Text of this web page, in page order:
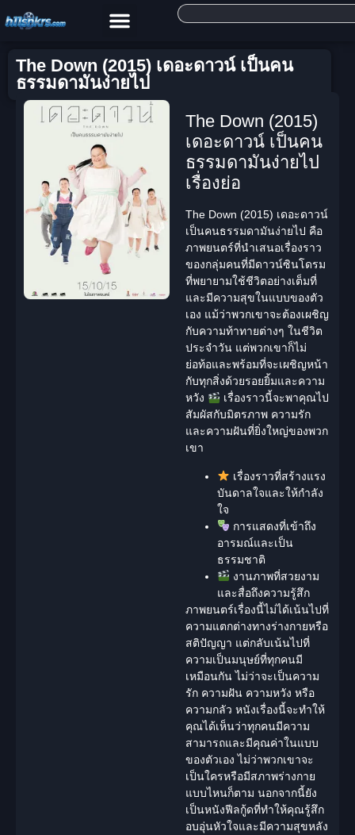
The Down (2015) เดอะดาวน์ เป็นคน
ธรรมดามันง่ายไป
The Down (2015)
เดอะดาวน์ เป็นคน
ธรรมดามันง่ายไป
เรื่องย่อ
The Down (2015) เดอะดาวน์
เป็นคนธรรมดามันง่ายไป คือ
ภาพยนตร์ที่นำเสนอเรื่องราว
ของกลุ่มคนที่มีดาวน์ซินโดรม
ที่พยายามใช้ชีวิตอย่างเต็มที่
และมีความสุขในแบบของตัว
เอง แม้ว่าพวกเขาจะต้องเผชิญ
กับความท้าทายต่างๆ ในชีวิต
ประจำวัน แต่พวกเขาก็ไม่
ย่อท้อและพร้อมที่จะเผชิญหน้า
กับทุกสิ่งด้วยรอยยิ้มและความ
หวัง
เรื่องราวนี้จะพาคุณไป
สัมผัสกับมิตรภาพ ความรัก
และความฝันที่ยิ่งใหญ่ของพวก
เขา
เรื่องราวที่สร้างแรง
บันดาลใจและให้กำลัง
ใจ
การแสดงที่เข้าถึง
อารมณ์และเป็น
ธรรมชาติ
งานภาพที่สวยงาม
และสื่อถึงความรู้สึก
ภาพยนตร์เรื่องนี้ไม่ได้เน้นไปที่
ความแตกต่างทางร่างกายหรือ
สติปัญญา แต่กลับเน้นไปที่
ความเป็นมนุษย์ที่ทุกคนมี
เหมือนกัน ไม่ว่าจะเป็นความ
รัก ความฝัน ความหวัง หรือ
ความกลัว หนังเรื่องนี้จะทำให้
คุณได้เห็นว่าทุกคนมีความ
สามารถและมีคุณค่าในแบบ
ของตัวเอง ไม่ว่าพวกเขาจะ
เป็นใครหรือมีสภาพร่างกาย
แบบไหนก็ตาม นอกจากนี้ยัง
เป็นหนังฟีลกู้ดที่ทำให้คุณรู้สึก
อบอุ่นหัวใจและมีความสุขหลัง